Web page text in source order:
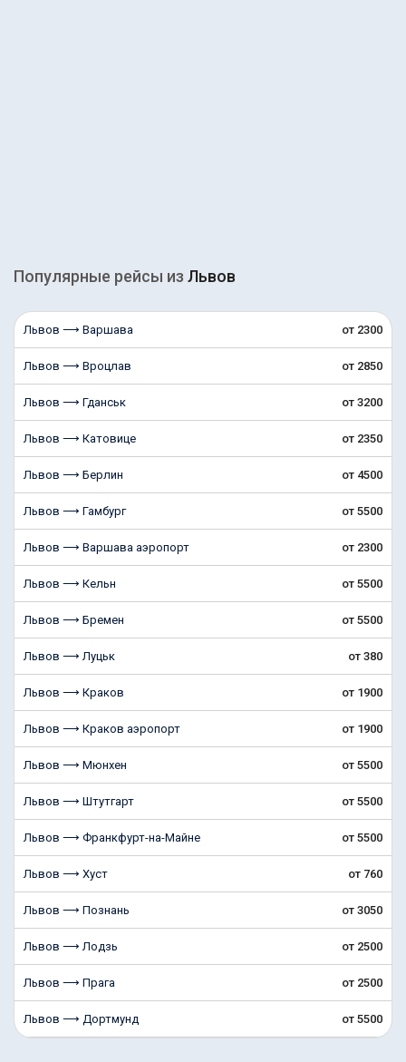
Популярные рейсы из Львов
Львов ⟶ Варшава от 2300
Львов ⟶ Вроцлав от 2850
Львов ⟶ Гданськ от 3200
Львов ⟶ Катовице от 2350
Львов ⟶ Берлин от 4500
Львов ⟶ Гамбург от 5500
Львов ⟶ Варшава аэропорт от 2300
Львов ⟶ Кельн от 5500
Львов ⟶ Бремен от 5500
Львов ⟶ Луцьк от 380
Львов ⟶ Краков от 1900
Львов ⟶ Краков аэропорт от 1900
Львов ⟶ Мюнхен от 5500
Львов ⟶ Штутгарт от 5500
Львов ⟶ Франкфурт-на-Майне от 5500
Львов ⟶ Хуст от 760
Львов ⟶ Познань от 3050
Львов ⟶ Лодзь от 2500
Львов ⟶ Прага от 2500
Львов ⟶ Дортмунд от 5500